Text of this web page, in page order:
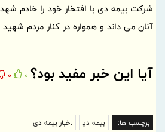
شرکت بیمه دی با افتخار خود را خادم
آنان می داند و همواره در کنار مردم شهید
آیا این خبر مفید بود؟ 0
0
برچسب ها: بیمه دی اخبار بیمه دی